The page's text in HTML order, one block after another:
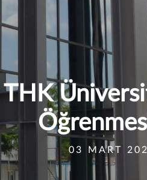
THK
03 MART